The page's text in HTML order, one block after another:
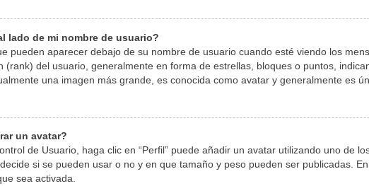
lado de mi nombre de usuario?
pueden aparecer debajo de su nombre de usuario cuando esté viendo los
(rank) del usuario, generalmente en forma de estrellas, bloques o puntos,
una imagen más grande, es conocida como avatar y generalmente es
un avatar?
de Usuario, haga clic en “Perfil” puede añadir un avatar utilizando uno de
si se pueden usar o no y en que tamaño y peso pueden ser publicadas.
sea activada.